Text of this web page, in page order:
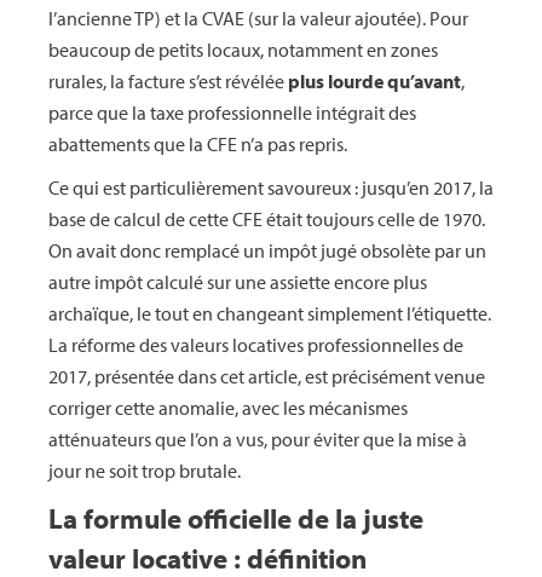
l’ancienne TP) et la CVAE (sur la valeur ajoutée). Pour
beaucoup de petits locaux, notamment en zones
rurales, la facture s’est révélée plus lourde qu’avant,
parce que la taxe professionnelle intégrait des
abattements que la CFE n’a pas repris.
Ce qui est particulièrement savoureux : jusqu’en 2017, la
base de calcul de cette CFE était toujours celle de 1970.
On avait donc remplacé un impôt jugé obsolète par un
autre impôt calculé sur une assiette encore plus
archaïque, le tout en changeant simplement l’étiquette.
La réforme des valeurs locatives professionnelles de
2017, présentée dans cet article, est précisément venue
corriger cette anomalie, avec les mécanismes
atténuateurs que l’on a vus, pour éviter que la mise à
jour ne soit trop brutale.
La formule officielle de la juste
valeur locative : définition